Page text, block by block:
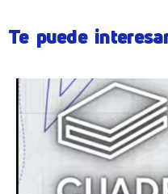
Te puede